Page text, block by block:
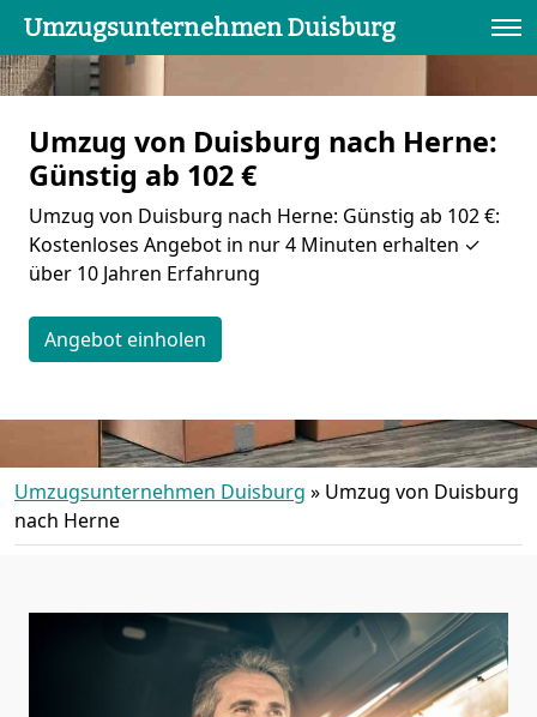
Umzugsunternehmen Duisburg
Umzug von Duisburg nach Herne:
Günstig ab 102 €
Umzug von Duisburg nach Herne: Günstig ab 102 €:
Kostenloses Angebot in nur 4 Minuten erhalten ✓
über 10 Jahren Erfahrung
Angebot einholen
Umzugsunternehmen Duisburg » Umzug von Duisburg
nach Herne